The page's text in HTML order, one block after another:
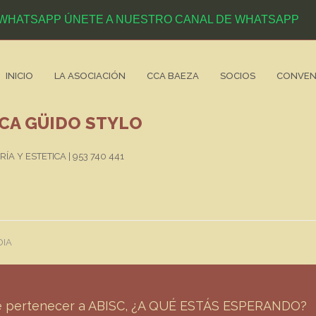
ÚNETE A NUESTRO CANAL DE WHATSAPP
INICIO LA ASOCIACIÓN CCA BAEZA SOCIOS
GÜIDO STYLO
Y ESTETICA | 953 740 441
a ABISC, ¿A QUÉ ESTÁS ESPERANDO?